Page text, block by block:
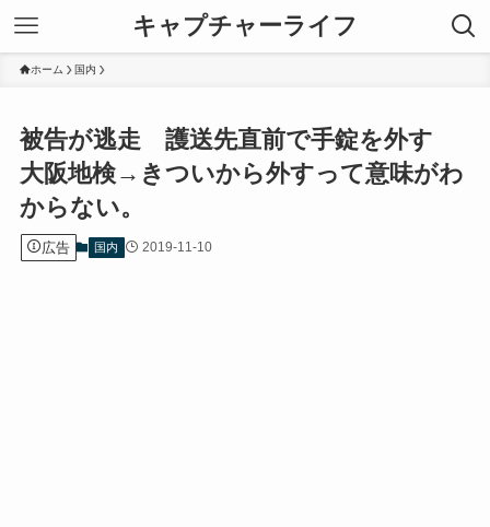
キャプチャーライフ
ホーム 国内
被告が逃走 護送先直前で手錠を外す
大阪地検→きついから外すって意味がわ
からない。
広告 国内 2019-11-10